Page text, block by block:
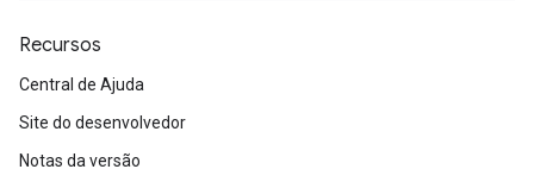
Recursos
Central de Ajuda
Site do desenvolvedor
Notas da versão